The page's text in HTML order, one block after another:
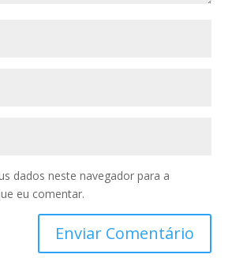
dados neste navegador para a
eu comentar.